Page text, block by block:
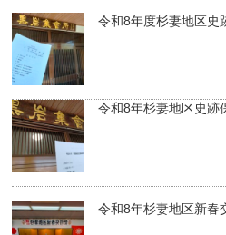
令和8年度杉妻地区史
令和8年杉妻地区史跡
令和8年杉妻地区新春